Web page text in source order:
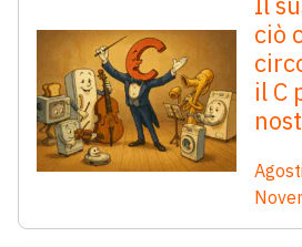
ciò
il C